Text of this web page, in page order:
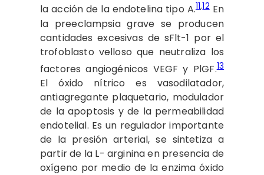
la acción de la endotelina tipo A.11,12 En
la preeclampsia grave se producen
cantidades excesivas de sFlt-1 por el
trofoblasto velloso que neutraliza los
factores angiogénicos VEGF y PlGF.13
El óxido nítrico es vasodilatador,
antiagregante plaquetario, modulador
de la apoptosis y de la permeabilidad
endotelial. Es un regulador importante
de la presión arterial, se sintetiza a
partir de la L- arginina en presencia de
oxígeno por medio de la enzima óxido